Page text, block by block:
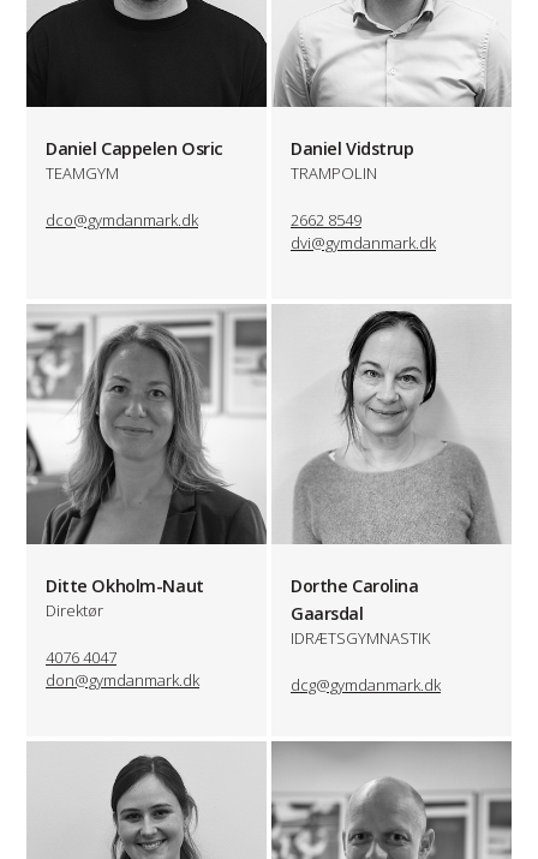
Daniel Cappelen Osric
TEAMGYM
dco@gymdanmark.dk
Daniel Vidstrup
TRAMPOLIN
2662 8549
dvi@gymdanmark.dk
Ditte Okholm-Naut
Direktør
4076 4047
don@gymdanmark.dk
Dorthe Carolina
Gaarsdal
IDRÆTSGYMNASTIK
dcg@gymdanmark.dk